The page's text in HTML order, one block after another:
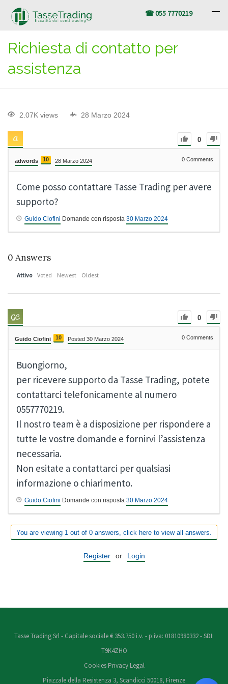
☎ 055 7770219
Richiesta di contatto per
assistenza
2.07K views 28 Marzo 2024
0
adwords 10 28 Marzo 2024 0 Comments
Come posso contattare Tasse Trading per avere
supporto?
Guido Ciofini Domande con risposta 30 Marzo 2024
0 Answers
Attivo Voted Newest Oldest
0
Guido Ciofini 10 Posted 30 Marzo 2024 0 Comments
Buongiorno,
per ricevere supporto da Tasse Trading, potete
contattarci telefonicamente al numero
0557770219.
Il nostro team è a disposizione per rispondere a
tutte le vostre domande e fornirvi l’assistenza
necessaria.
Non esitate a contattarci per qualsiasi
informazione o chiarimento.
Guido Ciofini Domande con risposta 30 Marzo 2024
You are viewing 1 out of 0 answers, click here to view all answers.
Register or Login
Tasse Trading Srl - Capitale sociale € 353.750 i.v. - p.iva: 01810980332 - SDI:
T9K4ZHO
Cookies Privacy Legal
Piazzale della Resistenza 3, Scandicci 50018, Firenze